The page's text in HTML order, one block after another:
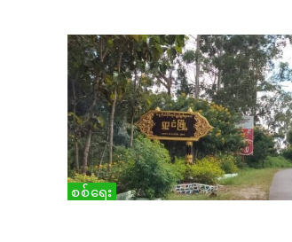
စစ်ရေး